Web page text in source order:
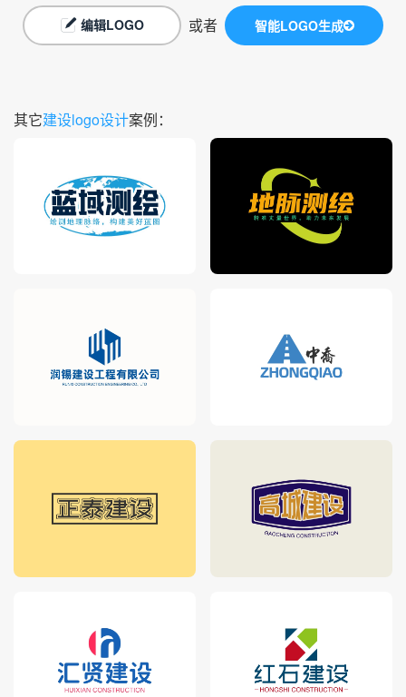
编辑LOGO 或者 智能LOGO生成
其它建设logo设计案例：